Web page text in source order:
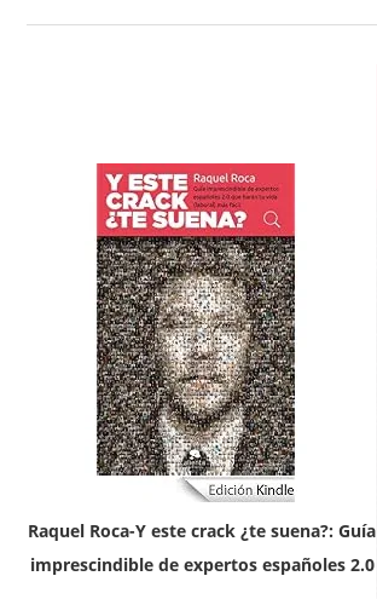
Raquel Roca-Y este crack ¿te suena?: Guía
imprescindible de expertos españoles 2.0